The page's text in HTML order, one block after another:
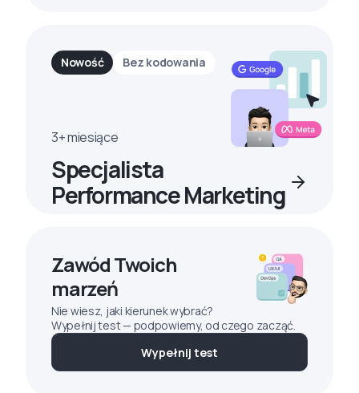
Nowość Bez kodowania
3+ miesiące
Specjalista
Performance Marketing
Zawód Twoich
marzeń
Nie wiesz, jaki kierunek wybrać?
Wypełnij test — podpowiemy, od czego zacząć.
Wypełnij test